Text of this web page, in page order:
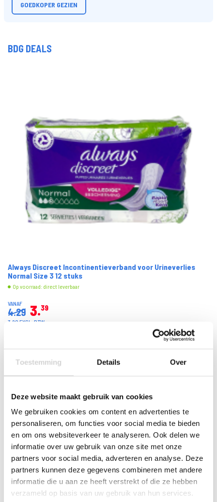
Toestemming Details Over
Deze website maakt gebruik van cookies
We gebruiken cookies om content en advertenties te
personaliseren, om functies voor social media te bieden
en om ons websiteverkeer te analyseren. Ook delen we
informatie over uw gebruik van onze site met onze
partners voor social media, adverteren en analyse. Deze
partners kunnen deze gegevens combineren met andere
informatie die u aan ze heeft verstrekt of die ze hebben
verzameld op basis van uw gebruik van hun services.
GOEDKOPER GEZIEN
BDG DEALS
Always Discreet Incontinentieverband voor Urineverlies
Normal Size 3 12 stuks
Op voorraad: direct leverbaar
VANAF
4.29 3 39
3.20 EXCL. BTW